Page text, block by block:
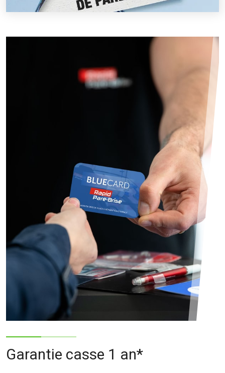
Garantie casse 1 an*